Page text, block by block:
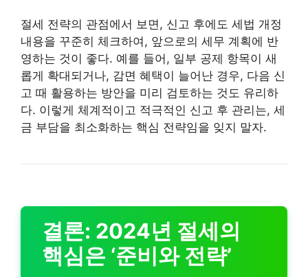
절세 전략의 관점에서 보면, 신고 후에도 세법 개정
내용을 꾸준히 체크하여, 앞으로의 세무 계획에 반
영하는 것이 좋다. 예를 들어, 일부 공제 항목이 새
롭게 확대되거나, 감면 혜택이 늘어난 경우, 다음 신
고 때 활용하는 방안을 미리 검토하는 것도 유리하
다. 이렇게 체계적이고 적극적인 신고 후 관리는, 세
금 부담을 최소화하는 핵심 전략임을 잊지 말자.
결론: 2024년 절세의
핵심은 ‘준비와 전략’